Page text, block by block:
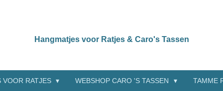
Hangmatjes voor Ratjes & Caro's Tassen
VOOR RATJES WEBSHOP CARO 'S TASSEN TAMME